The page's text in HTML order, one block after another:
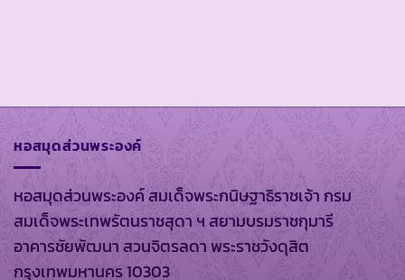
หอสมุดส่วนพระองค์
หอสมุดส่วนพระองค์ สมเด็จพระกนิษฐาธิราชเจ้า กรม
สมเด็จพระเทพรัตนราชสุดา ฯ สยามบรมราชกุมารี
อาคารชัยพัฒนา สวนจิตรลดา พระราชวังดุสิต
กรุงเทพมหานคร 10303